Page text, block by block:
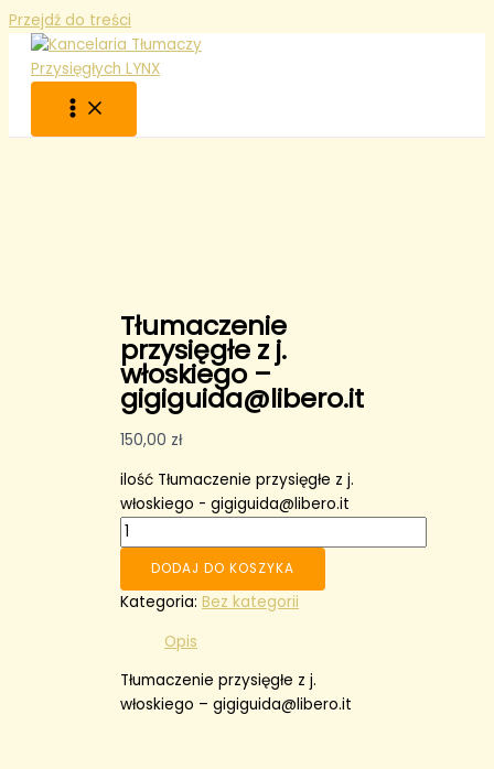
Przejdź do treści
Tłumaczenie
przysięgłe z j.
włoskiego –
gigiguida@libero.it
150,00 zł
ilość Tłumaczenie przysięgłe z j.
włoskiego - gigiguida@libero.it
DODAJ DO KOSZYKA
Kategoria:Bez kategorii
Opis
Tłumaczenie przysięgłe z j.
włoskiego – gigiguida@libero.it